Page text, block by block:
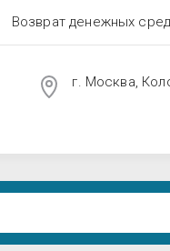
Возврат денежных
г. Москва,